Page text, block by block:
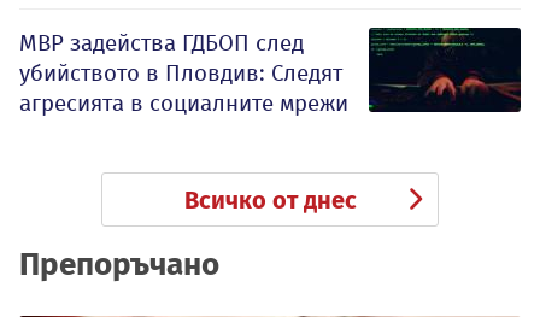
МВР задейства ГДБОП след
убийството в Пловдив: Следят
агресията в социалните мрежи
Всичко от днес
Препоръчано